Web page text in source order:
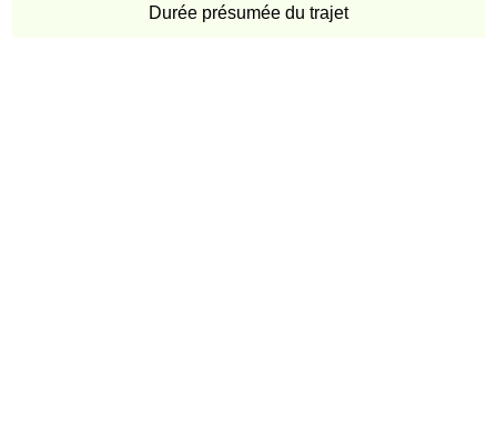
Durée présumée du trajet